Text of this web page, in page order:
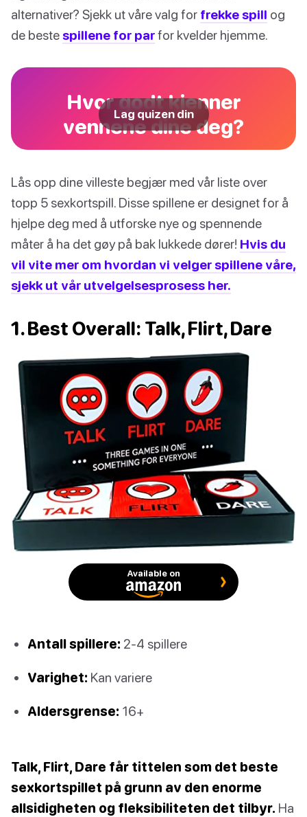
alternativer? Sjekk ut våre valg for frekke spill og
de beste spillene for parfor kvelder hjemme.
Hvor godt kjenner
vennene dine deg?
Lag quizen din
Lås opp dine villeste begjær med vår liste over
topp 5 sexkortspill. Disse spillene er designet for å
hjelpe deg med å utforske nye og spennende
måter å ha det gøy på bak lukkede dører! Hvis du
vil vite mer om hvordan vi velger spillene våre,
sjekk ut vår utvelgelsesprosess her.
1. Best Overall: Talk, Flirt, Dare
Available on
Antall spillere: 2-4 spillere
Varighet: Kan variere
Aldersgrense: 16+
Talk, Flirt, Dare får tittelen som det beste
sexkortspillet på grunn av den enorme
allsidigheten og fleksibiliteten det tilbyr. Ha